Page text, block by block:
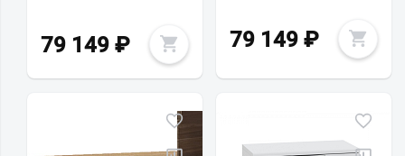
79 149 ₽ 79 149 ₽